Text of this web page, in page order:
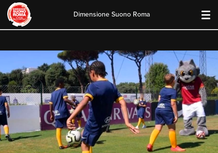
content
Dimensione Suono Roma